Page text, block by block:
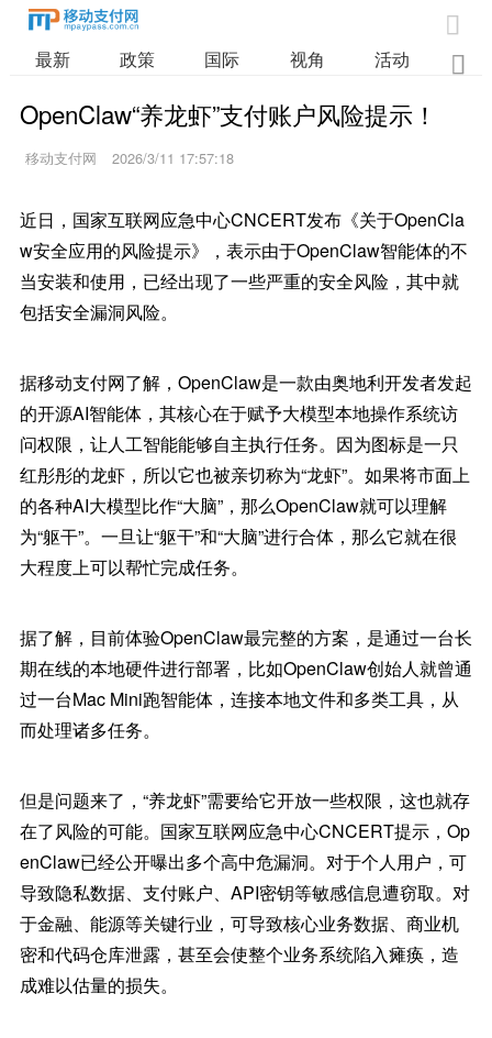

最新 政策 国际 视角 活动 业

OpenClaw“养龙虾”支付账户风险提示！
移动支付网 2026/3/11 17:57:18
近日，国家互联网应急中心CNCERT发布《关于OpenCla
w安全应用的风险提示》，表示由于OpenClaw智能体的不
当安装和使用，已经出现了一些严重的安全风险，其中就
包括安全漏洞风险。
据移动支付网了解，OpenClaw是一款由奥地利开发者发起
的开源AI智能体，其核心在于赋予大模型本地操作系统访
问权限，让人工智能能够自主执行任务。因为图标是一只
红彤彤的龙虾，所以它也被亲切称为“龙虾”。如果将市面上
的各种AI大模型比作“大脑”，那么OpenClaw就可以理解
为“躯干”。一旦让“躯干”和“大脑”进行合体，那么它就在很
大程度上可以帮忙完成任务。
据了解，目前体验OpenClaw最完整的方案，是通过一台长
期在线的本地硬件进行部署，比如OpenClaw创始人就曾通
过一台Mac Mini跑智能体，连接本地文件和多类工具，从
而处理诸多任务。
但是问题来了，“养龙虾”需要给它开放一些权限，这也就存
在了风险的可能。国家互联网应急中心CNCERT提示，Op
enClaw已经公开曝出多个高中危漏洞。对于个人用户，可
导致隐私数据、支付账户、API密钥等敏感信息遭窃取。对
于金融、能源等关键行业，可导致核心业务数据、商业机
密和代码仓库泄露，甚至会使整个业务系统陷入瘫痪，造
成难以估量的损失。